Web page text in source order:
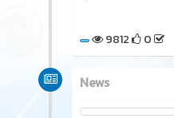
9812 0
News